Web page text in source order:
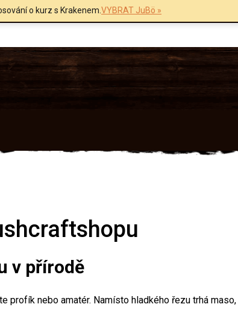
o kurz s Krakenem.VYBRAT JuBö »
v přírodě
profík nebo amatér. Namísto hladkého řezu trhá maso,